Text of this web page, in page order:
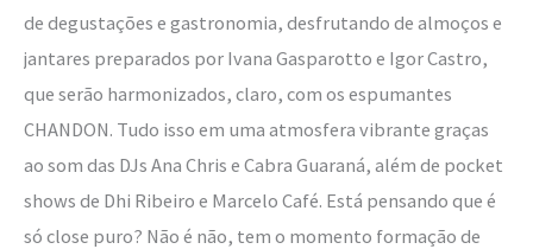
de degustações e gastronomia, desfrutando de almoços e
jantares preparados por Ivana Gasparotto e Igor Castro,
que serão harmonizados, claro, com os espumantes
CHANDON. Tudo isso em uma atmosfera vibrante graças
ao som das DJs Ana Chris e Cabra Guaraná, além de pocket
shows de Dhi Ribeiro e Marcelo Café. Está pensando que é
só close puro? Não é não, tem o momento formação de